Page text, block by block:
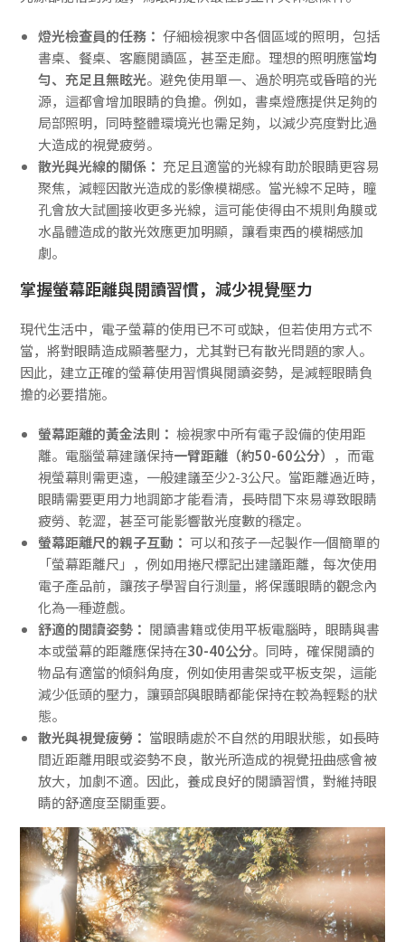
燈光檢查員的任務： 仔細檢視家中各個區域的照明，包括
書桌、餐桌、客廳閱讀區，甚至走廊。理想的照明應當均
勻、充足且無眩光。避免使用單一、過於明亮或昏暗的光
源，這都會增加眼睛的負擔。例如，書桌燈應提供足夠的
局部照明，同時整體環境光也需足夠，以減少亮度對比過
大造成的視覺疲勞。
散光與光線的關係： 充足且適當的光線有助於眼睛更容易
聚焦，減輕因散光造成的影像模糊感。當光線不足時，瞳
孔會放大試圖接收更多光線，這可能使得由不規則角膜或
水晶體造成的散光效應更加明顯，讓看東西的模糊感加
劇。
掌握螢幕距離與閱讀習慣，減少視覺壓力
現代生活中，電子螢幕的使用已不可或缺，但若使用方式不
當，將對眼睛造成顯著壓力，尤其對已有散光問題的家人。
因此，建立正確的螢幕使用習慣與閱讀姿勢，是減輕眼睛負
擔的必要措施。
螢幕距離的黃金法則： 檢視家中所有電子設備的使用距
離。電腦螢幕建議保持一臂距離（約50-60公分） ，而電
視螢幕則需更遠，一般建議至少2-3公尺。當距離過近時，
眼睛需要更用力地調節才能看清，長時間下來易導致眼睛
疲勞、乾澀，甚至可能影響散光度數的穩定。
螢幕距離尺的親子互動： 可以和孩子一起製作一個簡單的
「螢幕距離尺」，例如用捲尺標記出建議距離，每次使用
電子產品前，讓孩子學習自行測量，將保護眼睛的觀念內
化為一種遊戲。
舒適的閱讀姿勢： 閱讀書籍或使用平板電腦時，眼睛與書
本或螢幕的距離應保持在30-40公分。同時，確保閱讀的
物品有適當的傾斜角度，例如使用書架或平板支架，這能
減少低頭的壓力，讓頸部與眼睛都能保持在較為輕鬆的狀
態。
散光與視覺疲勞： 當眼睛處於不自然的用眼狀態，如長時
間近距離用眼或姿勢不良，散光所造成的視覺扭曲感會被
放大，加劇不適。因此，養成良好的閱讀習慣，對維持眼
睛的舒適度至關重要。